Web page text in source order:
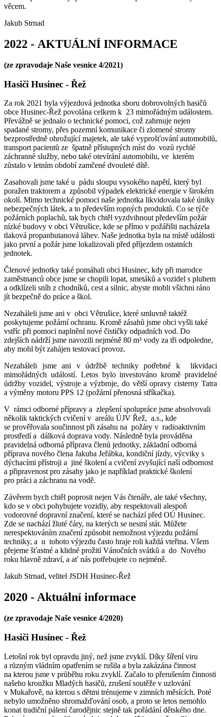
věcem.
Jakub Strnad
2022 - AKTUÁLNÍ INFORMACE
(ze zpravodaje Naše vesnice 4/2021)
Hasiči Husinec - Řež
Za rok 2021 byla výjezdová jednotka sboru dobrovolných hasičů
obce Husinec-Řež povolána celkem k 23 mimořádným událostem.
Převážně se jednalo o technické pomoci, což zahrnuje nejen
spadané stromy, přes pozemní komunikace či zlomené stromy
bezprostředně ohrožující majetek, ale také vyprošťování automobilů,
transport pacientů ze špatně přístupných míst do vozů rychlé
záchranné služby, nebo také otevírání automobilu, ve kterém
zůstalo v letním období zamčené dvouleté dítě.
Zasahovali jsme také u pádu sloupu vysokého napětí, který byl
poražen traktorem a způsobil výpadek elektrické energie v širokém
okolí. Mimo technické pomoci naše jednotka likvidovala také úniky
nebezpečných látek, a to především ropných produktů. Co se týče
požárních poplachů, tak bych chtěl vyzdvihnout především požár
nízké budovy v obci Větrušice, kde se přímo v požářišti nacházela
tlaková propanbutanová láhev. Naše jednotka byla na místě události
jako první a požár jsme lokalizovali před příjezdem ostatních
jednotek.
Členové jednotky také pomáhali obci Husinec, kdy při marodce
zaměstnanců obce jsme se chopili lopat, smetáků a vozidel s pluhem
a odklízeli sníh z chodníků, cest a silnic, abyste mohli všichni ráno
jít bezpečně do práce a škol.
Nezaháleli jsme ani v obci Větrušice, které smluvně taktéž
poskytujeme požární ochranu. Kromě zásahů jsme obci vyšli také
vstříc při pomoci naplnění nové čističky odpadních vod. Do
zdejších nádrží jsme navozili nejméně 80 m³ vody za tři odpoledne,
aby mohl být zahájen testovací provoz.
Nezaháleli jsme ani v údržbě techniky potřebné k likvidaci
mimořádných událostí. Letos bylo investováno kromě pravidelné
údržby vozidel, výstroje a výzbroje, do větší opravy cisterny Tatra
a výměny motoru PPS 12 (požární přenosná stříkačka).
V rámci odborné přípravy a zlepšení spolupráce jsme absolvovali
několik taktických cvičení v areálu ÚJV Řež, a.s., kde
se prověřovala součinnost při zásahu na požáry v radioaktivním
prostředí a dálková doprava vody. Následně byla prováděna
pravidelná odborná příprava členů jednotky, základní odborná
příprava nového člena Jakuba Jeřábka, kondiční jízdy, výcviky s
dýchacími přístroji a jiné školení a cvičení zvyšující naší odbornost
a připravenost pro zásahy jako je například praktické školení
pro práci a záchranu na vodě.
Závěrem bych chtěl poprosit nejen Vás čtenáře, ale také všechny,
kdo se v obci pohybujete vozidly, aby respektovali alespoň
vodorovné dopravní značení, které se nachází před OÚ Husinec.
Zde se nachází žluté čáry, na kterých se nesmí stát. Můžete
nerespektováním značení způsobit nemožnost výjezdu požární
techniky, a u tohoto výjezdu často hraje roli každá vteřina. Všem
přejeme šťastné a klidné prožití Vánočních svátků a do Nového
roku hlavně zdraví, a ať nás potřebujete co nejméně.
Jakub Strnad, velitel JSDH Husinec-Řež
2020 - Aktuální informace
(ze zpravodaje Naše vesnice 4/2020)
Hasiči Husinec - Řež
Letošní rok byl opravdu jiný, než jsme zvyklí. Díky šíření viru
a různým vládním opatřením se rušila a byla zakázána činnost
na kterou jsme v průběhu roku zvyklí. Začalo to přerušením činnosti
našeho kroužku Mladých hasičů, zrušení soutěže v uzlování
v Mukařově, na kterou s dětmi trénujeme v zimních měsících. Poté
nebylo umožněno shromažďování osob, a proto se letos nemohlo
konat tradiční pálení čarodějnic stejně tak pořádání dětského dne.